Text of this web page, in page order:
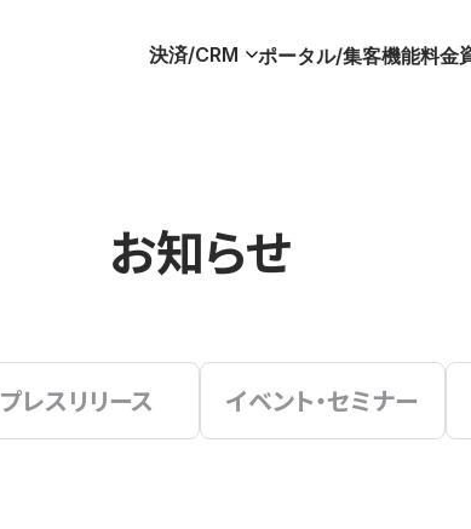
決済/CRM ポータル/集客機能料金
お知らせ
プレスリリース イベント・セミナー